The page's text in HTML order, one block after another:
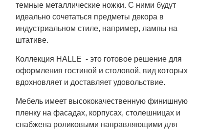
темные металлические ножки. С ними будут
идеально сочетаться предметы декора в
индустриальном стиле, например, лампы на
штативе.
Коллекция HALLE - это готовое решение для
оформления гостиной и столовой, вид которых
вдохновляет и доставляет удовольствие.
Мебель имеет высококачественную финишную
пленку на фасадах, корпусах, столешницах и
снабжена роликовыми направляющими для